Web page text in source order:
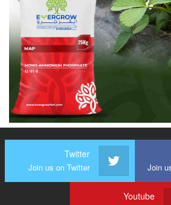
Join
Twitter
Join us on Twitter
Youtube